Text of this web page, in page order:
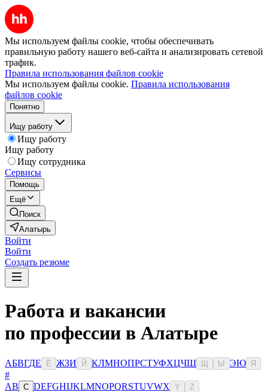
Мы используем файлы cookie, чтобы обеспечивать
правильную работу нашего веб-сайта и анализировать сетевой
трафик.
Правила использования файлов cookie
Мы используем файлы cookie. Правила использования
файлов cookie
Понятно
Ищу работу
Ищу работу
Ищу работу
Ищу сотрудника
Сервисы
Помощь
Ещё
Поиск
Алатырь
Войти
Войти
Создать резюме
Работа и вакансии
по профессии в Алатыре
АБВГДЕ Ё ЖЗИ Й КЛМНОПРСТУФХЦЧШ Ы ЭЮ Я
#
AB C DEFGHIJKLMNOPQRSTUVWX Y Z